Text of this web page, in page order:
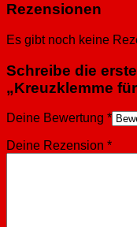
Rezensionen
Es gibt noch keine
Schreibe die
„Kreuzklemme
Deine Bewertung *
Deine Rezension *